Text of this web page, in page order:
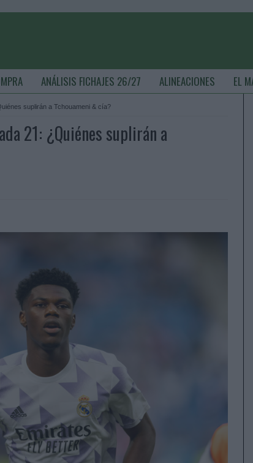
ANÁLISIS FICHAJES 26/27 ALINEACIONES EL
suplirán a Tchouameni & cía?
21: ¿Quiénes suplirán a